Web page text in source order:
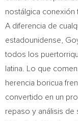
nostálgica conexión
A diferencia de
estadounidense,
todos los
latina. Lo que
herencia boricua
convertido en un
repaso y análisis de